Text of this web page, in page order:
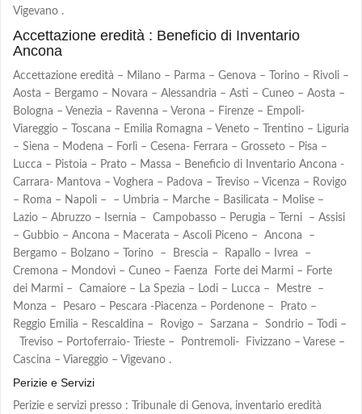
Vigevano .
Accettazione eredità : Beneficio di Inventario
Ancona
Accettazione eredità – Milano – Parma – Genova – Torino – Rivoli –
Aosta – Bergamo – Novara – Alessandria – Asti – Cuneo – Aosta –
Bologna – Venezia – Ravenna – Verona – Firenze – Empoli-
Viareggio – Toscana – Emilia Romagna – Veneto – Trentino – Liguria
– Siena – Modena – Forlì – Cesena- Ferrara – Grosseto – Pisa –
Lucca – Pistoia – Prato – Massa – Beneficio di Inventario Ancona -
Carrara- Mantova – Voghera – Padova – Treviso – Vicenza – Rovigo
– Roma – Napoli – – Umbria – Marche – Basilicata – Molise –
Lazio – Abruzzo – Isernia – Campobasso – Perugia – Terni – Assisi
– Gubbio – Ancona – Macerata – Ascoli Piceno – Ancona –
Bergamo – Bolzano – Torino – Brescia – Rapallo – Ivrea –
Cremona – Mondovì – Cuneo – Faenza Forte dei Marmi – Forte
dei Marmi – Camaiore – La Spezia – Lodi – Lucca – Mestre –
Monza – Pesaro – Pescara -Piacenza – Pordenone – Prato –
Reggio Emilia – Rescaldina – Rovigo – Sarzana – Sondrio – Todi –
Treviso – Portoferraio- Trieste – Pontremoli- Fivizzano – Varese –
Cascina – Viareggio – Vigevano .
Perizie e Servizi
Perizie e servizi presso : Tribunale di Genova, inventario eredità